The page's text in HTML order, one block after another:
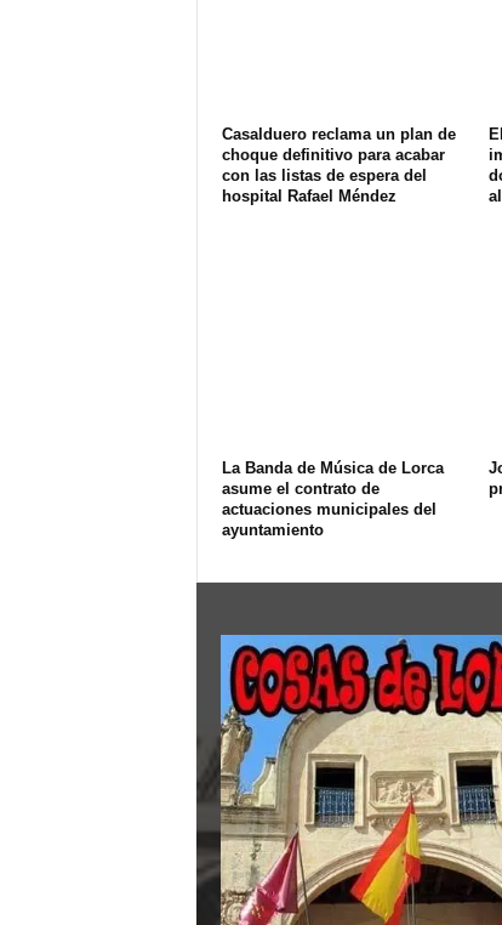
Casalduero reclama un plan de
choque definitivo para acabar
con las listas de espera del
hospital Rafael Méndez
La Banda de Música de Lorca
asume el contrato de
actuaciones municipales del
ayuntamiento